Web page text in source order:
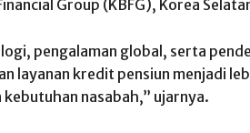
Group (KBFG), Korea
pengalaman global, serta
layanan kredit pensiun menjadi
nasabah,” ujarnya.